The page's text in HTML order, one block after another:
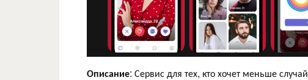
Описание: Сервис для тех, кто хочет меньше